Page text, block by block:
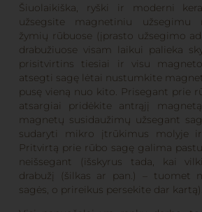
Šiuolaikiška, ryški ir moderni
užsegsite magnetiniu užsegimu
žymių rūbuose (įprasto užsegimo
drabužiuose visam laikui palieka
prisitvirtins tiesiai ir visu
atsegti sagę lėtai nustumkite
pusę vieną nuo kito. Prisegant prie
atsargiai pridėkite antrąjį
magnetų susidaužimų užsegant
sudaryti mikro įtrūkimus molyje
Pritvirtą prie rūbo sagę galima
neišsegant (išskyrus tada, kai
drabužį (šilkas ar pan.) – tuomet
sagės, o prireikus persekite dar kartą).